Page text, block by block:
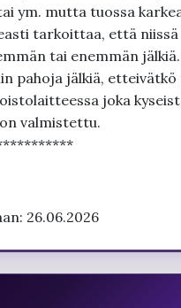
ym. mutta tuossa
tarkoittaa, että niissä
tai enemmän jälkiä.
pahoja jälkiä, etteivätkö
joka
valmistettu.
26.06.2026